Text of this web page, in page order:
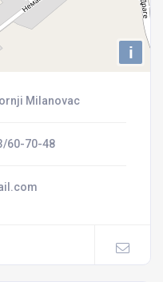
i
Milanovac
60-70-48